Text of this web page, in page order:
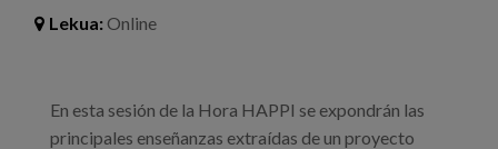
Lekua:Online
En esta sesión de la Hora HAPPI se expondrán las
principales enseñanzas extraídas de un proyecto